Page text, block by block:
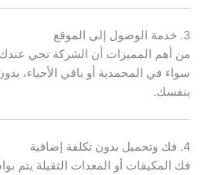
3. خدمة الوصول إلى الموقع
من أهم المميزات أن الشركة تجي
سواء في المحمدية أو باقي الأحياء،
بنفسك.
4. فك وتحميل بدون تكلفة إضافية
فك المكيفات أو المعدات الثقيلة